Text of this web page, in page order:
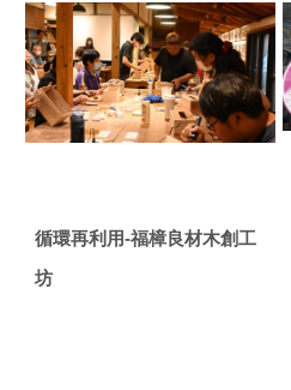
循環再利用-福樟良材木創工
坊